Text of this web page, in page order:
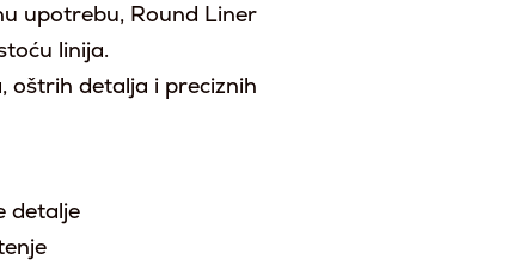
upotrebu, Round Liner
linija.
oštrih detalja i preciznih
detalje